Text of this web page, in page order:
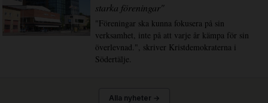
starka föreningar"
"Föreningar ska kunna fokusera på sin
verksamhet, inte på att varje år kämpa för sin
överlevnad.", skriver Kristdemokraterna i
Södertälje.
Alla nyheter →